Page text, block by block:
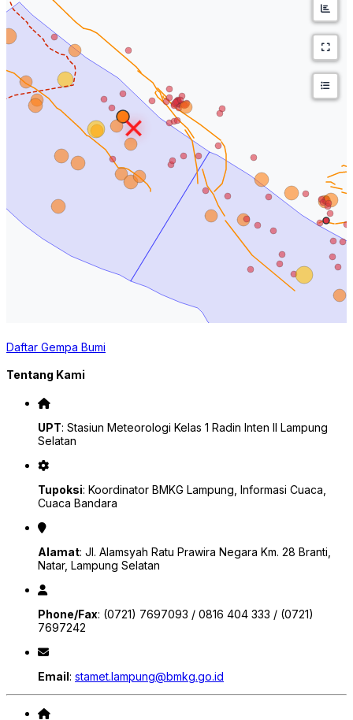
Daftar Gempa Bumi
Tentang Kami
UPT: Stasiun Meteorologi Kelas 1 Radin Inten II Lampung
Selatan
Tupoksi: Koordinator BMKG Lampung, Informasi Cuaca,
Cuaca Bandara
Alamat: Jl. Alamsyah Ratu Prawira Negara Km. 28 Branti,
Natar, Lampung Selatan
Phone/Fax: (0721) 7697093 / 0816 404 333 / (0721)
7697242
Email: stamet.lampung@bmkg.go.id